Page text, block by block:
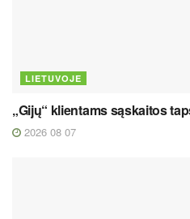
LIETUVOJE
„Gijų“ klientams sąskaitos
2026 08 07